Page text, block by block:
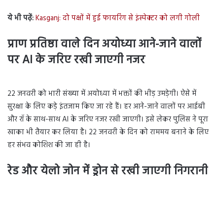
ये भी पढ़ें:Kasganj: दो पक्षों में हुई फायरिंग से इंस्पेक्टर को लगी गोली
प्राण प्रतिष्ठा वाले दिन अयोध्या आने-जाने वालों
पर AI के जरिए रखी जाएगी नजर
22 जनवरी को भारी संख्या में अयोध्या में भक्तों की भीड़ उमड़ेगी। ऐसे में
सुरक्षा के लिए कड़े इंतजाम किए जा रहे हैं। हर आने-जाने वालों पर आईबी
और रॉ के साथ-साथ AI के जरिए नजर रखी जाएगी। इसे लेकर पुलिस ने पूरा
खाका भी तैयार कर लिया है। 22 जनवरी के दिन को राममय बनाने के लिए
हर संभव कोशिश की जा ही है।
रेड और येलो जोन में ड्रोन से रखी जाएगी निगरानी